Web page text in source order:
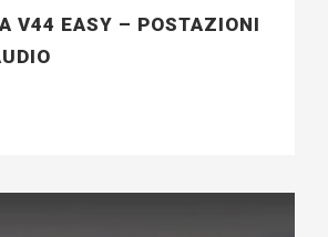
V44 EASY – POSTAZIONI